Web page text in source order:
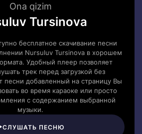
Ona qizim
Tursinova
бесплатное скачивание песни
Nursuluv Tursinova в хорошем
Удобный плеер позволяет
трек перед загрузкой без
песни добавленный на страницу Вы
во время караоке или просто
с содержанием выбранной
музыки.
СЛУШАТЬ ПЕСНЮ